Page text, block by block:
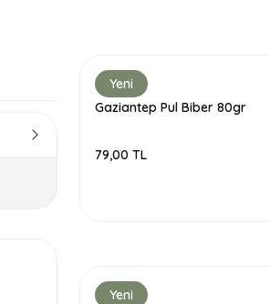
Yeni
Gaziantep Pul Biber 80gr
79,00 TL
Yeni